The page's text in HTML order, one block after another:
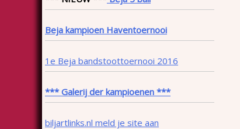
Beja kampioen Haventoernooi
1e Beja bandstoottoernooi 2016
*** Galerij der kampioenen ***
biljartlinks.nl meld je site aan